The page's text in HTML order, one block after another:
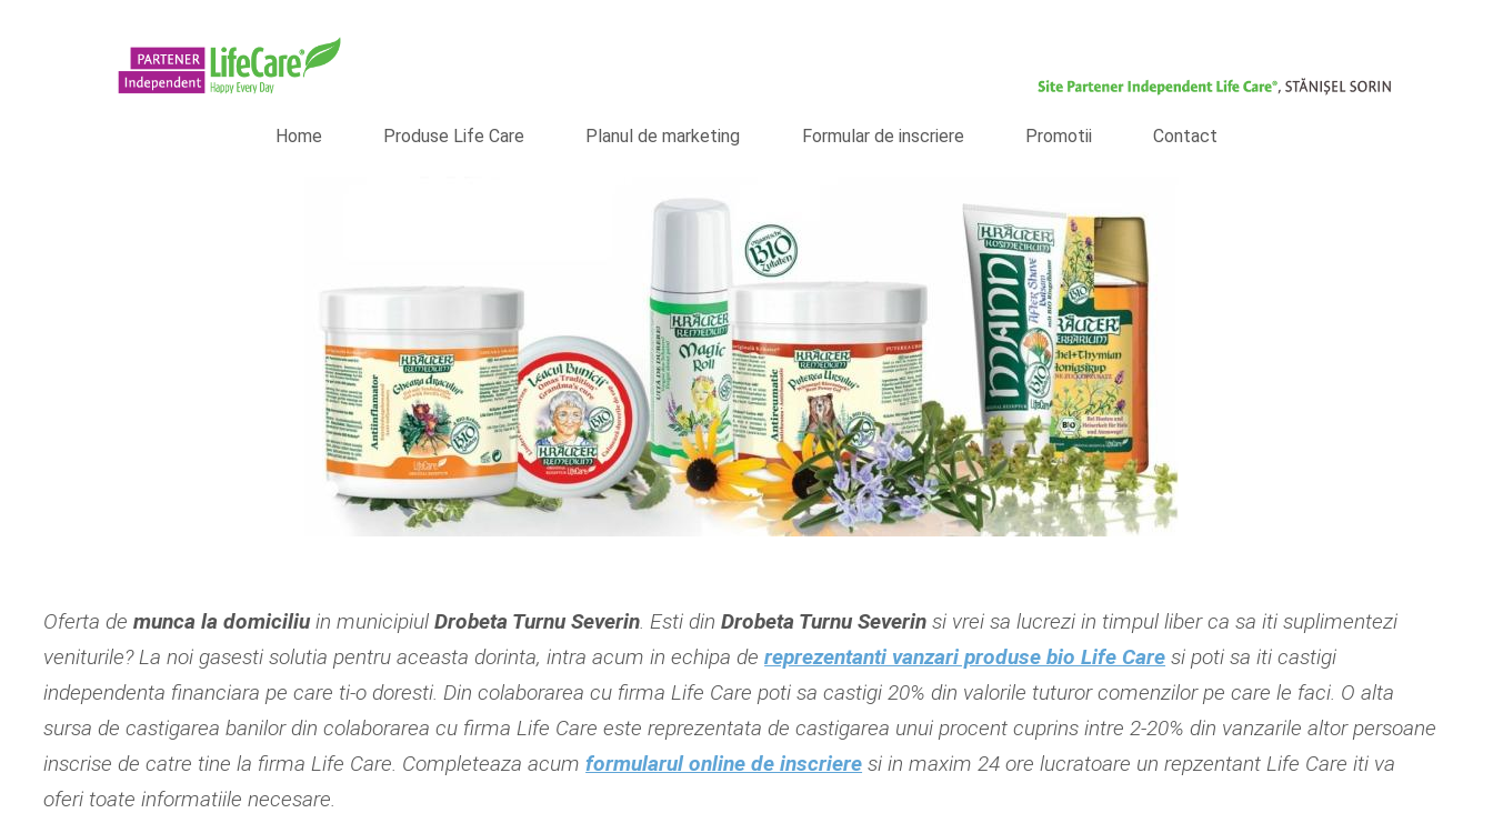
Home Produse Life Care Planul de marketing Formular de inscriere Promotii Contact
Oferta demunca la domiciliuin municipiulDrobeta Turnu Severin. Esti dinDrobeta Turnu Severin si vrei sa lucrezi in timpul liber ca sa iti suplimentezi
veniturile? La noi gasesti solutia pentru aceasta dorinta, intra acum in echipa dereprezentanti vanzari produse bio Life Care si poti sa iti castigi
independenta financiara pe care ti-o doresti. Din colaborarea cu firma Life Care poti sa castigi 20% din valorile tuturor comenzilor pe care le faci. O alta
sursa de castigarea banilor din colaborarea cu firma Life Care este reprezentata de castigarea unui procent cuprins intre 2-20% din vanzarile altor persoane
inscrise de catre tine la firma Life Care. Completeaza acumformularul online de inscriere si in maxim 24 ore lucratoare un repzentant Life Care iti va
oferi toate informatiile necesare.